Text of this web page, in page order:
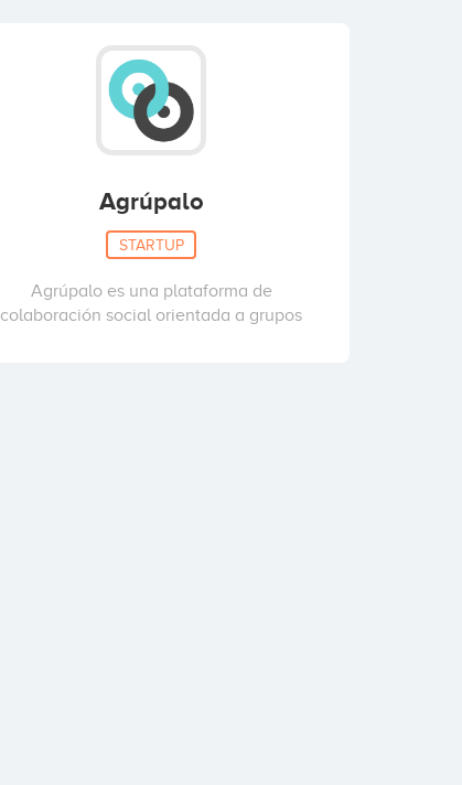
Agrúpalo
STARTUP
Agrúpalo es una plataforma de
colaboración social orientada a grupos